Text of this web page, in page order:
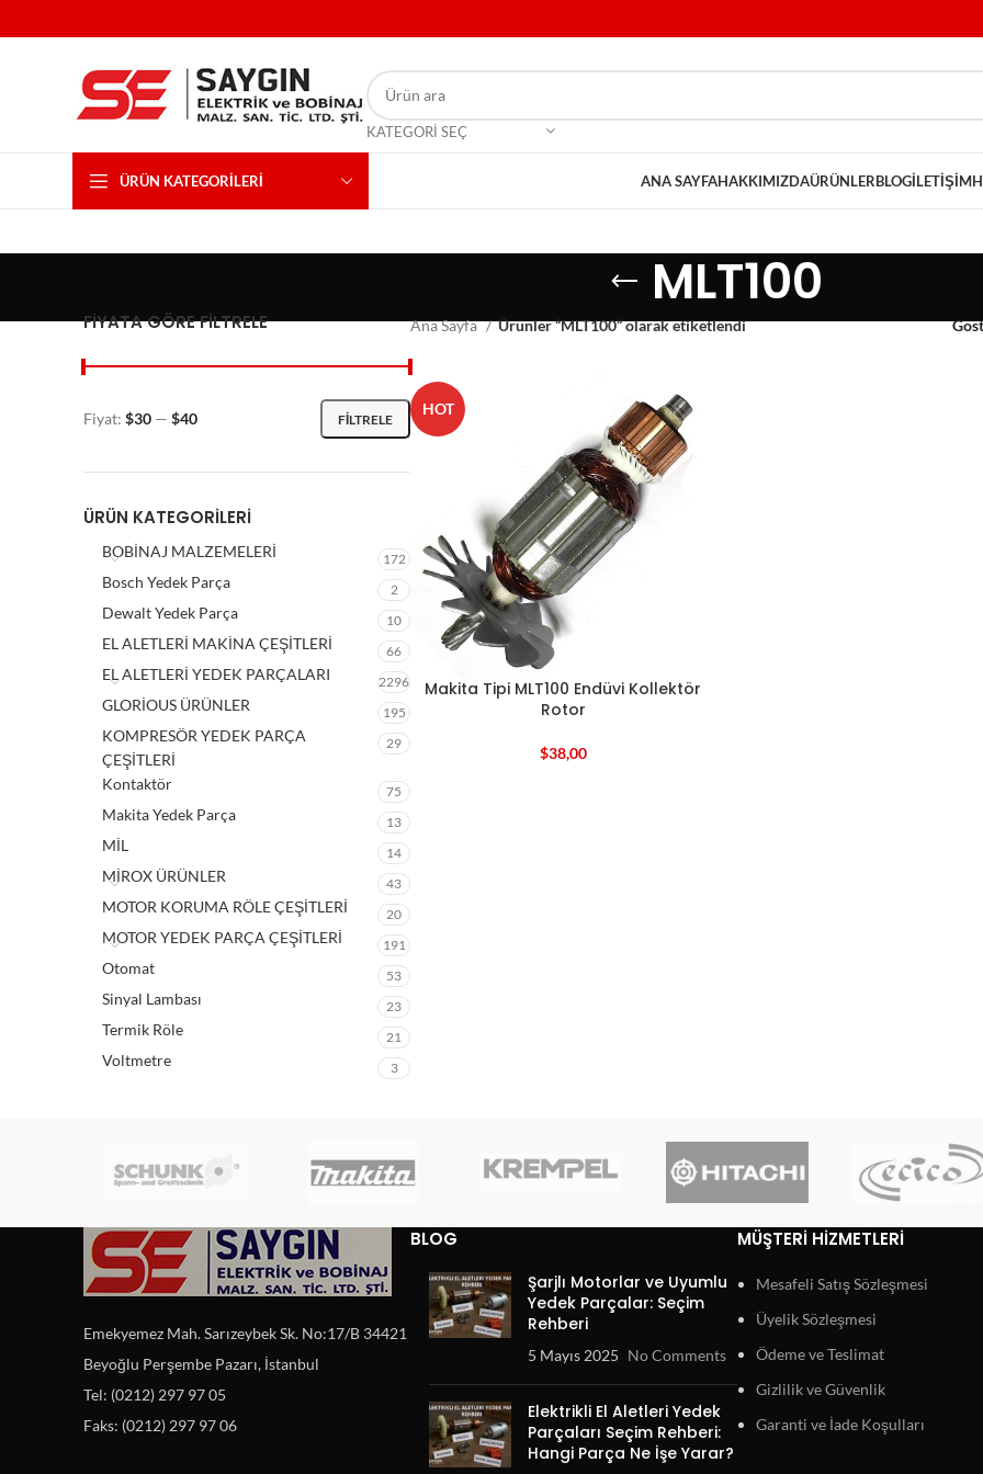
KATEGORI SEÇ
ÜRÜN KATEGORILERI ANA SAYFAHAKKIMIZDAÜRÜNLERBLOGİLETIŞIM
MLT100
FIYATA GÖRE FILTRELE
FILTRELE
Fiyat: $30 — $40
ÜRÜN KATEGORILERI
BOBİNAJ MALZEMELERİ 172
Bosch Yedek Parça 2
Dewalt Yedek Parça 10
EL ALETLERİ MAKİNA ÇEŞİTLERİ 66
EL ALETLERİ YEDEK PARÇALARI 2296
GLORİOUS ÜRÜNLER 195
KOMPRESÖR YEDEK PARÇA
ÇEŞİTLERİ
29
Kontaktör 75
Makita Yedek Parça 13
MİL 14
MİROX ÜRÜNLER 43
MOTOR KORUMA RÖLE ÇEŞİTLERİ 20
MOTOR YEDEK PARÇA ÇEŞİTLERİ 191
Otomat 53
Sinyal Lambası 23
Termik Röle 21
Voltmetre 3
Ana Sayfa Ürünler “MLT100” olarak etiketlendi
HOT
Makita Tipi MLT100 Endüvi Kollektör
Rotor
$38,00
Emekyemez Mah. Sarızeybek Sk. No:17/B 34421
Beyoğlu Perşembe Pazarı, İstanbul
Tel: (0212) 297 97 05
Faks: (0212) 297 97 06
BLOG
Şarjlı Motorlar ve Uyumlu
Yedek Parçalar: Seçim
Rehberi
5 Mayıs 2025 No Comments
Elektrikli El Aletleri Yedek
Parçaları Seçim Rehberi:
Hangi Parça Ne İşe Yarar?
MÜŞTERI HIZMETLERI
Mesafeli Satış Sözleşmesi
Üyelik Sözleşmesi
Ödeme ve Teslimat
Gizlilik ve Güvenlik
Garanti ve İade Koşulları